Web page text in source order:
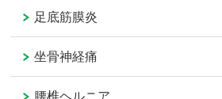
足底筋膜炎
坐骨神経痛
腰椎ヘルニア